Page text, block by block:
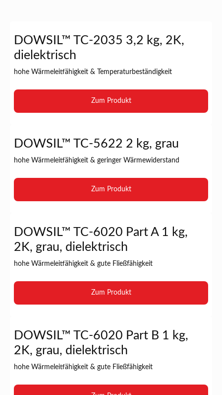
DOWSIL™ TC-2035 3,2 kg, 2K,
dielektrisch
hohe Wärmeleitfähigkeit & Temperaturbeständigkeit
Zum Produkt
DOWSIL™ TC-5622 2 kg, grau
hohe Wärmeleitfähigkeit & geringer Wärmewiderstand
Zum Produkt
DOWSIL™ TC-6020 Part A 1 kg,
2K, grau, dielektrisch
hohe Wärmeleitfähigkeit & gute Fließfähigkeit
Zum Produkt
DOWSIL™ TC-6020 Part B 1 kg,
2K, grau, dielektrisch
hohe Wärmeleitfähigkeit & gute Fließfähigkeit